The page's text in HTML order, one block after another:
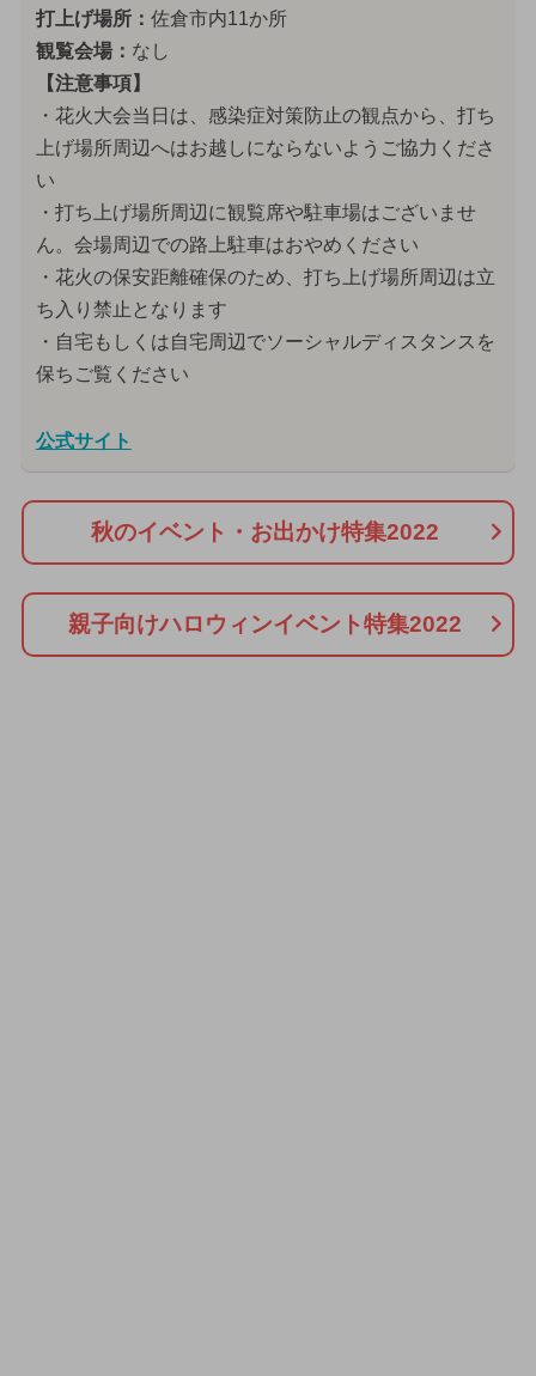
打上げ場所： 佐倉市内11か所
観覧会場： なし
【注意事項】
・花火大会当日は、感染症対策防止の観点から、打ち
上げ場所周辺へはお越しにならないようご協力くださ
い
・打ち上げ場所周辺に観覧席や駐車場はございませ
ん。会場周辺での路上駐車はおやめください
・花火の保安距離確保のため、打ち上げ場所周辺は立
ち入り禁止となります
・自宅もしくは自宅周辺でソーシャルディスタンスを
保ちご覧ください
公式サイト
秋のイベント・お出かけ特集2022
親子向けハロウィンイベント特集2022